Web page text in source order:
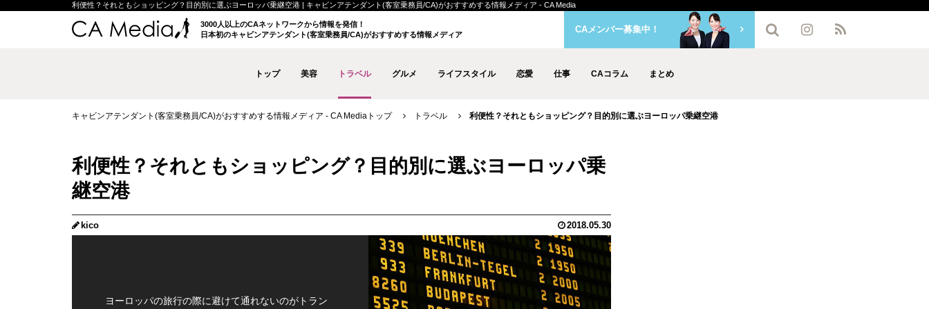
利便性？それともショッピング？目的別に選ぶヨーロッパ乗継空港 | キャビンアテンダント(客室乗務員/CA)がおすすめする情報メディア - CA Media
3000人以上のCAネットワークから情報を発信！
日本初のキャビンアテンダント(客室乗務員/CA)がおすすめする情報メディア
トップ 美容 トラベル グルメ ライフスタイル 恋愛 仕事 CAコラム まとめ
CAメンバー募集中！
キャビンアテンダント(客室乗務員/CA)がおすすめする情報メディア - CA Mediaトップ トラベル 利便性？それともショッピング？目的別に選ぶヨーロッパ乗継空港
利便性？それともショッピング？目的別に選ぶヨーロッパ乗
継空港
kico 2018.05.30
ヨーロッパの旅行の際に避けて通れないのがトラン